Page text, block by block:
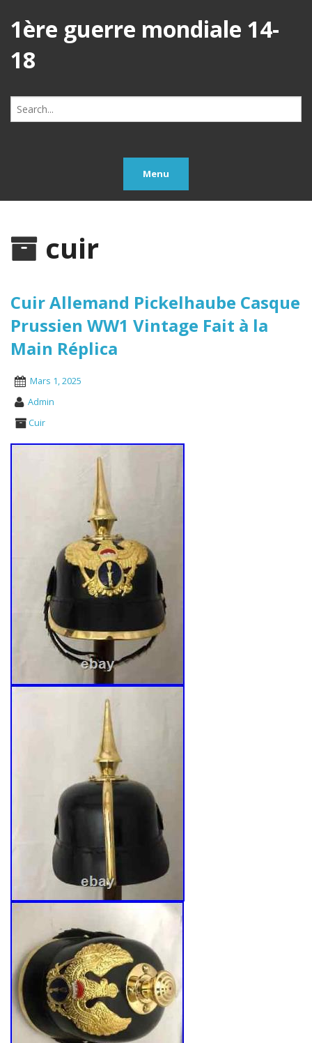
1ère guerre mondiale 14-
18
Search
for:
Menu
cuir
Cuir Allemand Pickelhaube Casque
Prussien WW1 Vintage Fait à la
Main Réplica
Mars 1, 2025
Admin
Cuir